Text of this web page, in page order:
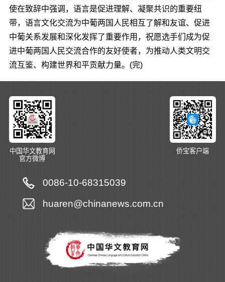
使在致辞中强调，语言是促进理解、凝聚共识的重要纽
带，语言文化交流为中葡两国人民相互了解和友谊、促进
中葡关系发展和深化发挥了重要作用，祝愿选手们成为促
进中葡两国人民交流合作的友好使者，为推动人类文明交
流互鉴、构建世界和平贡献力量。(完)
中国华文教育网
官方微博
侨宝客户端
0086-10-68315039
huaren@chinanews.com.cn